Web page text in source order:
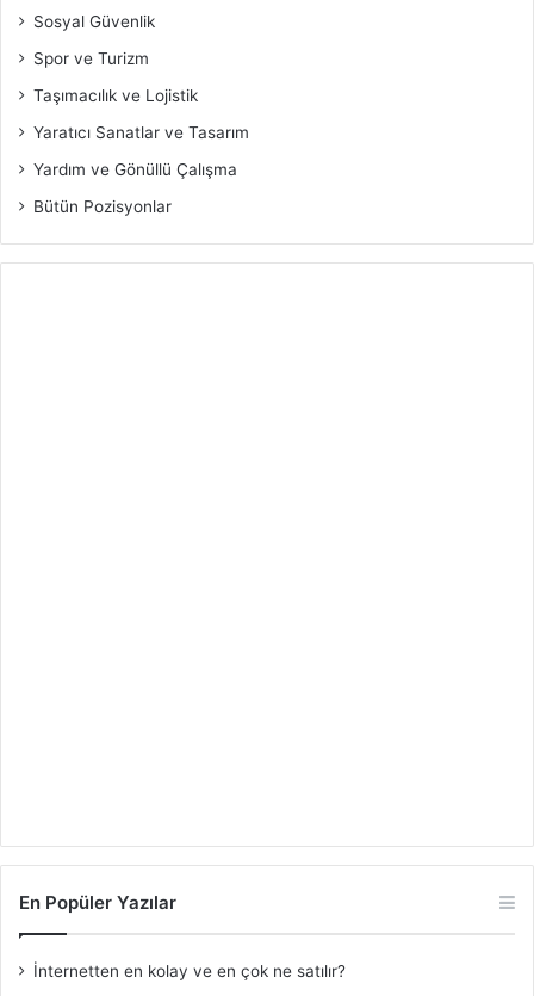
Sosyal Güvenlik
Spor ve Turizm
Taşımacılık ve Lojistik
Yaratıcı Sanatlar ve Tasarım
Yardım ve Gönüllü Çalışma
Bütün Pozisyonlar
En Popüler Yazılar
İnternetten en kolay ve en çok ne satılır?